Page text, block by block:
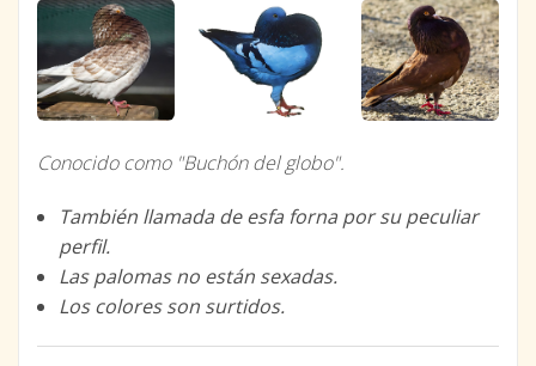
Conocido como "Buchón del globo".
También llamada de esfa forna por su peculiar
perfil.
Las palomas no están sexadas.
Los colores son surtidos.